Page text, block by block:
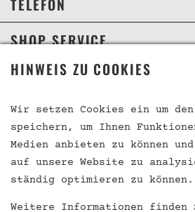
TELEFON
SHOP SERVICE
INFORMATION
SOCIAL MEDIA
VERTRAG
HINWEIS ZU COOKIES
Wir setzen Cookies ein um den
speichern, um Ihnen
Medien anbieten zu können
auf unsere Website zu
ständig optimieren zu können.
Weitere Informationen finden